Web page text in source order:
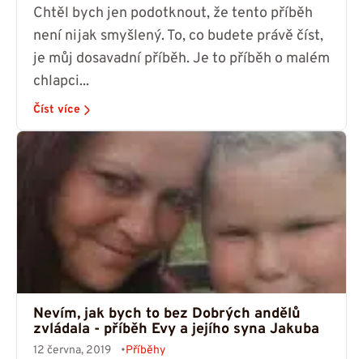
Chtěl bych jen podotknout, že tento příběh
není nijak smyšlený. To, co budete právě číst,
je můj dosavadní příběh. Je to příběh o malém
chlapci...
Číst více
Nevím, jak bych to bez Dobrých andělů
zvládala - příběh Evy a jejího syna Jakuba
12 června, 2019 Příběhy